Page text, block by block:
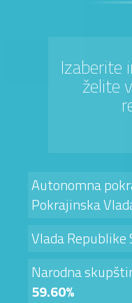
Izaberite
želite
Autonomna
Pokrajinska
Vlada Republike
Narodna
59.60%